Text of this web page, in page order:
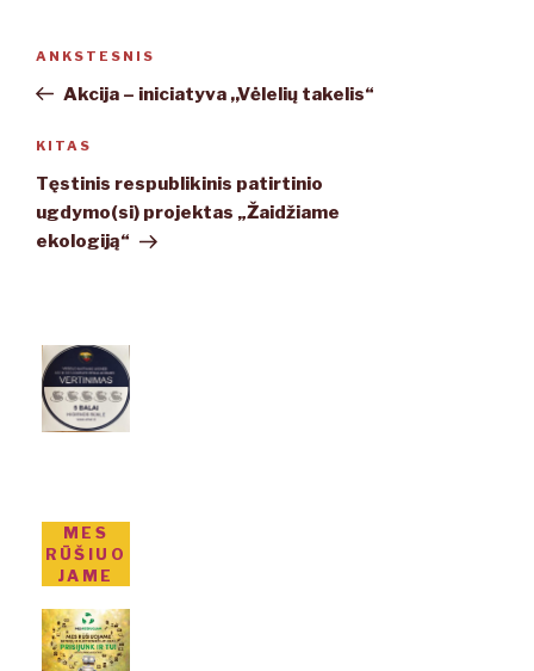
Ankstesnis
įrašas
ANKSTESNIS
Akcija – iniciatyva ,,Vėlelių takelis“
Kitas
įrašas
KITAS
Tęstinis respublikinis patirtinio
ugdymo(si) projektas „Žaidžiame
ekologiją“
MES
RŪŠIUO
JAME